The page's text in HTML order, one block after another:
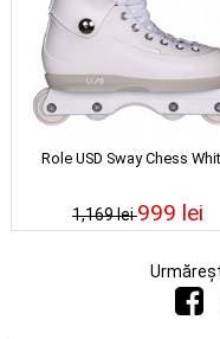
Role USD Sway Chess
1,169 lei999 lei